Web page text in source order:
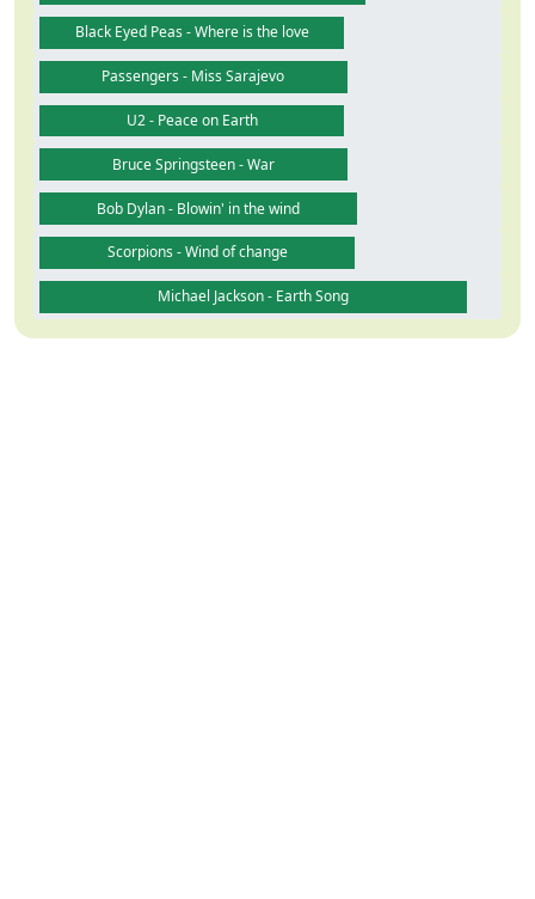
Black Eyed Peas - Where is the love
Passengers - Miss Sarajevo
U2 - Peace on Earth
Bruce Springsteen - War
Bob Dylan - Blowin' in the wind
Scorpions - Wind of change
Michael Jackson - Earth Song